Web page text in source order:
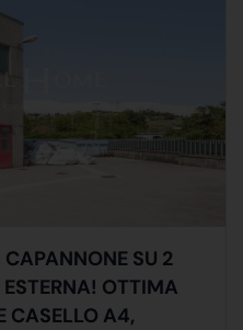
SU 2
OTTIMA
CASELLO A4,